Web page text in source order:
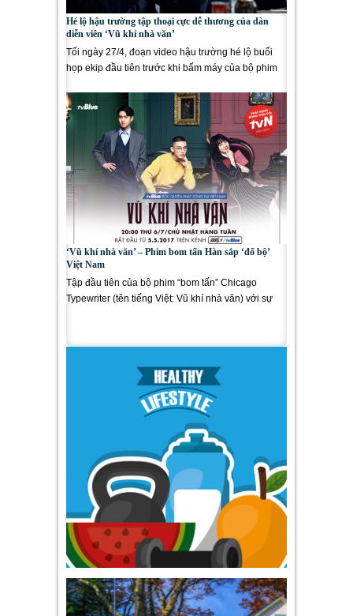
Hé lộ hậu trường tập thoại cực dễ thương của dàn
diễn viên ‘Vũ khí nhà văn’
Tối ngày 27/4, đoạn video hậu trường hé lộ buổi
họp ekip đầu tiên trước khi bấm máy của bộ phim
‘Vũ khí nhà văn’ – Phim bom tấn Hàn sắp ‘đổ bộ’
Việt Nam
Tập đầu tiên của bộ phim “bom tấn” Chicago
Typewriter (tên tiếng Việt: Vũ khí nhà văn) với sự